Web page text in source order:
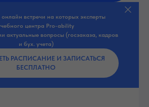
встречи на которых эксперты
центра Pro-ability
актуальные вопросы (госзаказа, кадров
и бух. учета)
РАСПИСАНИЕ И ЗАПИСАТЬСЯ
БЕСПЛАТНО